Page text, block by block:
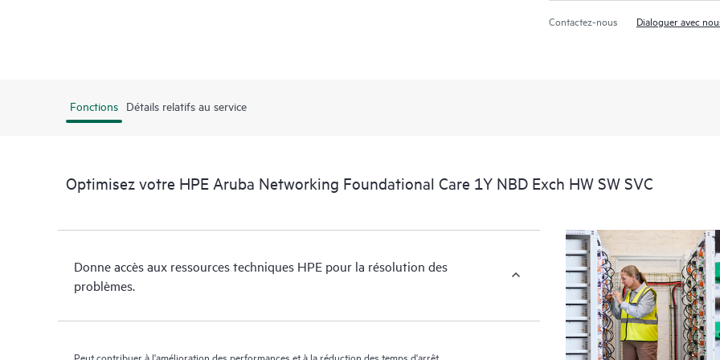
En outre, HPE Foundation Care
informations relatives aux
Contactez-nous Dialoguer avec
Fonctions Détails relatifs au service
Optimisez votre HPE Aruba Networking Foundational Care 1Y NBD Exch HW SW SVC
Donne accès aux ressources techniques HPE pour la résolution des
problèmes.